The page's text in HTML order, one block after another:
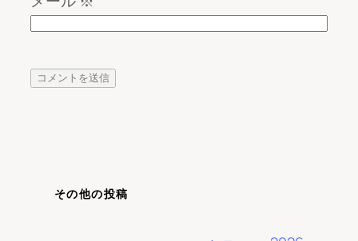
その他の投稿